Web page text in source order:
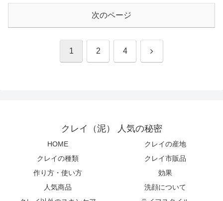
次のページ
1 2 4 次
クレイ（泥） 人気の秘密
HOME
クレイの産地
クレイの種類
クレイ市販品
作り方・使い方
効果
人気商品
洗顔について